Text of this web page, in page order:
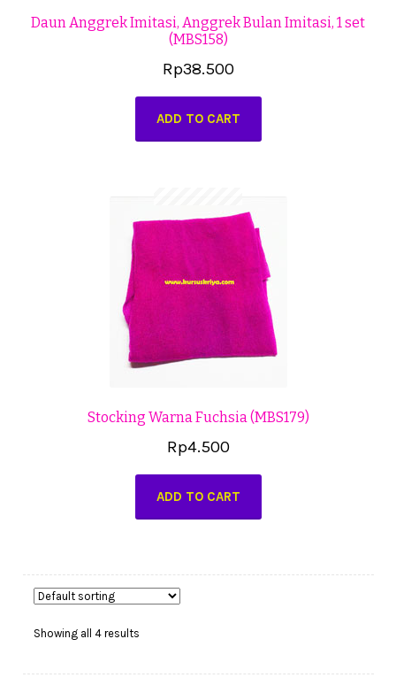
Daun Anggrek Imitasi, Anggrek Bulan Imitasi, 1 set
(MBS158)
Rp38.500
ADD TO CART
Stocking Warna Fuchsia (MBS179)
Rp4.500
ADD TO CART
Showing all 4 results